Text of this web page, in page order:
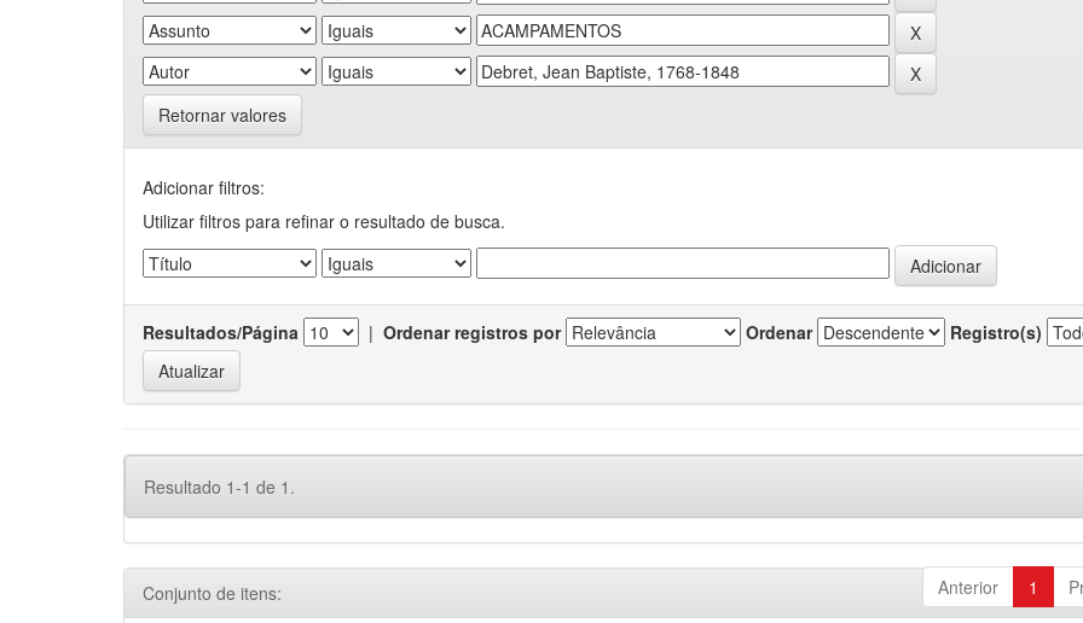
Retornar valores
Adicionar filtros:
Utilizar filtros para refinar o resultado de busca.
Resultados/Página | Ordenar registros por Ordenar Registro(s)
Resultado 1-1 de 1.
Anterior 1
Conjunto de itens: